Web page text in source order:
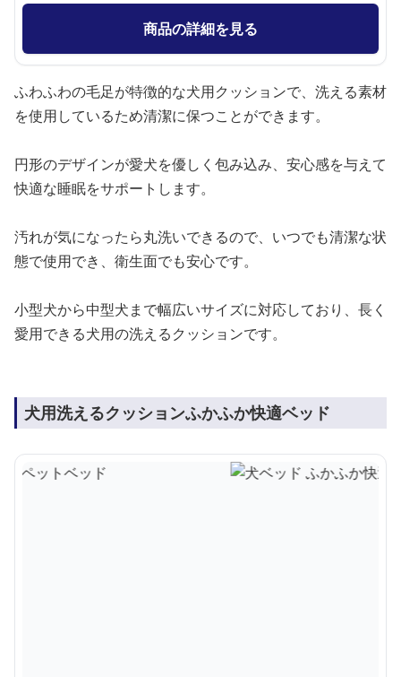
商品の詳細を見る
ふわふわの毛足が特徴的な犬用クッションで、洗える素材
を使用しているため清潔に保つことができます。
円形のデザインが愛犬を優しく包み込み、安心感を与えて
快適な睡眠をサポートします。
汚れが気になったら丸洗いできるので、いつでも清潔な状
態で使用でき、衛生面でも安心です。
小型犬から中型犬まで幅広いサイズに対応しており、長く
愛用できる犬用の洗えるクッションです。
犬用洗えるクッションふかふか快適ベッド